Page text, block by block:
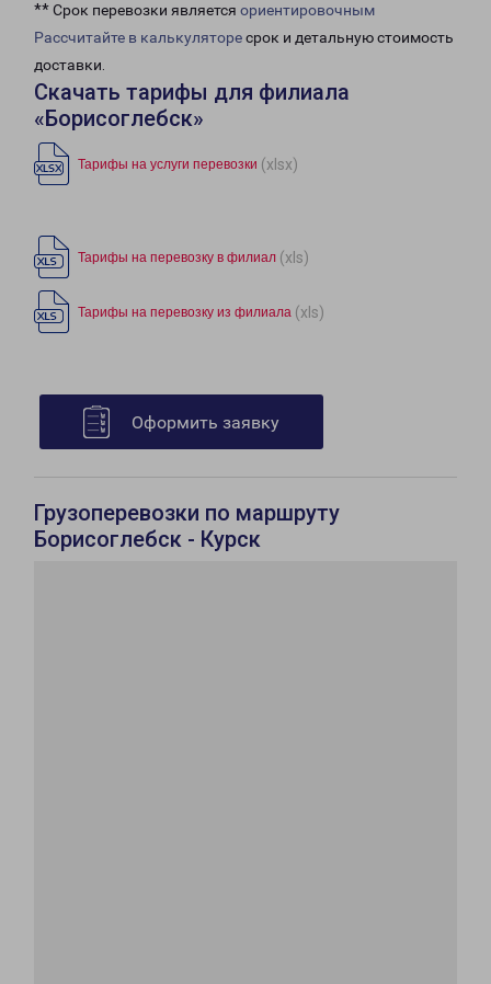
** Срок перевозки является ориентировочным
Рассчитайте в калькуляторесрок и детальную стоимость
доставки.
Скачать тарифы для филиала
«Борисоглебск»
Тарифы на услуги перевозки (xlsx)
Тарифы на перевозку в филиал (xls)
Тарифы на перевозку из филиала (xls)
Оформить заявку
Грузоперевозки по маршруту
Борисоглебск - Курск